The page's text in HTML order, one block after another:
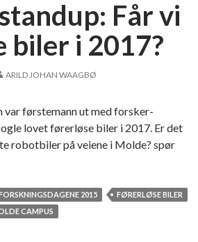
u
e
n
g
i
k
Får vi
biler i 2017?
ARILD JOHAN WAAGBØ
var førstemann ut med forsker-
lovet førerløse biler i 2017. Er det
robotbiler på veiene i Molde? spør
2015
FØRERLØSE BILER
CAMPUS